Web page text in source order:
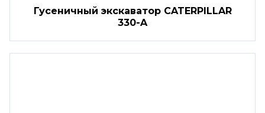
Гусеничный экскаватор CATERPILLAR
330-A